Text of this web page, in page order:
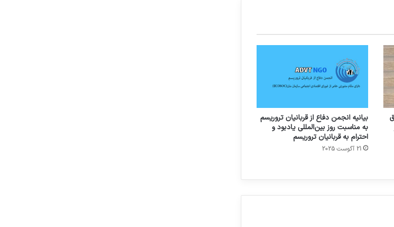
جانباز انفجار تروریستی هفتم تیر: فرانسه
توجهی به طرح شکایت از منافقین نکرد
بیانیه انجمن دفاع از قربانیان تروریسم
به مناسبت روز بین‌المللی یادبود و
احترام به قربانیان تروریسم
21 آگوست 2025